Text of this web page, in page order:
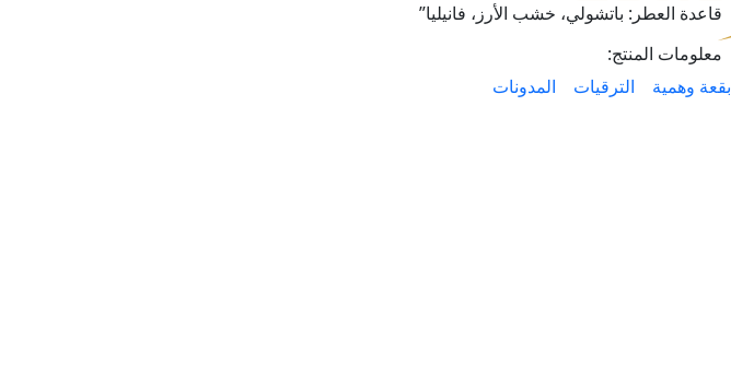
بقعة وهمية الترقيات المدونات
قاعدة العطر: باتشولي، خشب الأرز، فانيليا”
معلومات المنتج: